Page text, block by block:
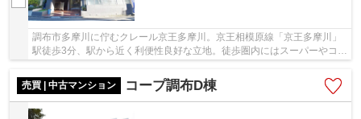
調布市多摩川に佇むクレール京王多摩川。京王相模原線「京王多摩川」
駅徒歩3分、駅から近く利便性良好な立地。徒歩圏内にはスーパーやコン
売買 | 中古マンション
コープ調布D棟